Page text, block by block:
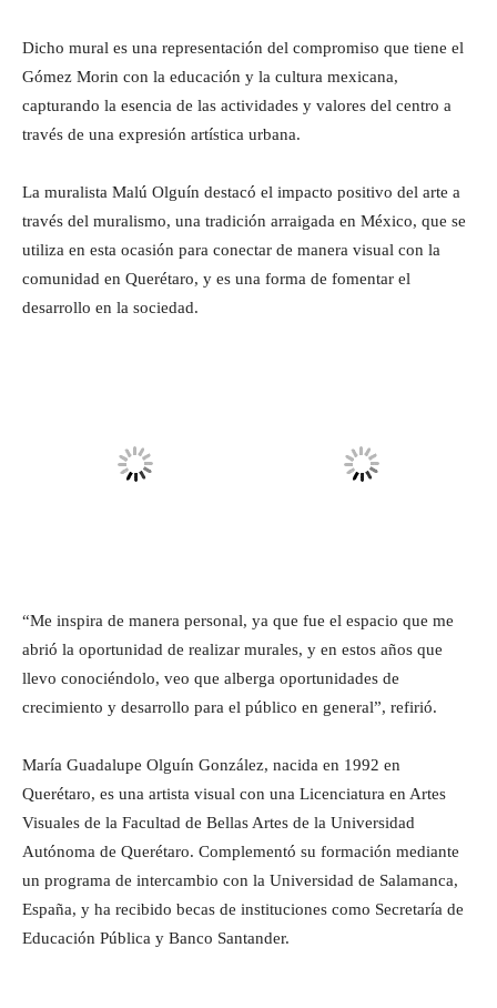
Dicho mural es una representación del compromiso que tiene el
Gómez Morin con la educación y la cultura mexicana,
capturando la esencia de las actividades y valores del centro a
través de una expresión artística urbana.
La muralista Malú Olguín destacó el impacto positivo del arte a
través del muralismo, una tradición arraigada en México, que se
utiliza en esta ocasión para conectar de manera visual con la
comunidad en Querétaro, y es una forma de fomentar el
desarrollo en la sociedad.
“Me inspira de manera personal, ya que fue el espacio que me
abrió la oportunidad de realizar murales, y en estos años que
llevo conociéndolo, veo que alberga oportunidades de
crecimiento y desarrollo para el público en general”, refirió.
María Guadalupe Olguín González, nacida en 1992 en
Querétaro, es una artista visual con una Licenciatura en Artes
Visuales de la Facultad de Bellas Artes de la Universidad
Autónoma de Querétaro. Complementó su formación mediante
un programa de intercambio con la Universidad de Salamanca,
España, y ha recibido becas de instituciones como Secretaría de
Educación Pública y Banco Santander.